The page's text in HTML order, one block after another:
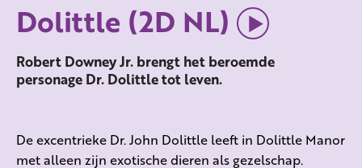
Dolittle (2D NL)
Robert Downey Jr. brengt het beroemde
personage Dr. Dolittle tot leven.
De excentrieke Dr. John Dolittle leeft in Dolittle Manor
met alleen zijn exotische dieren als gezelschap.